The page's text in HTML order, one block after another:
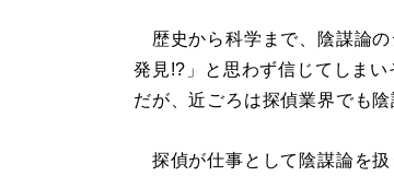
歴史から科学まで、陰謀論の
発見!?」と思わず信じてしま
だが、近ごろは探偵業界でも
探偵が仕事として陰謀論を扱